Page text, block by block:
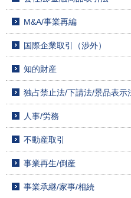
M&A/事業再編
国際企業取引（渉外）
知的財産
独占禁止法/下請法/景品表示
人事/労務
不動産取引
事業再生/倒産
事業承継/家事/相続